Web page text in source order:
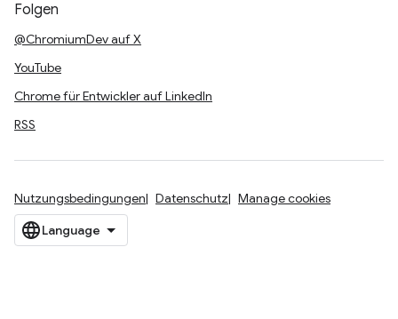
Folgen
@ChromiumDev auf X
YouTube
Chrome für Entwickler auf LinkedIn
RSS
Nutzungsbedingungen Datenschutz Manage cookies